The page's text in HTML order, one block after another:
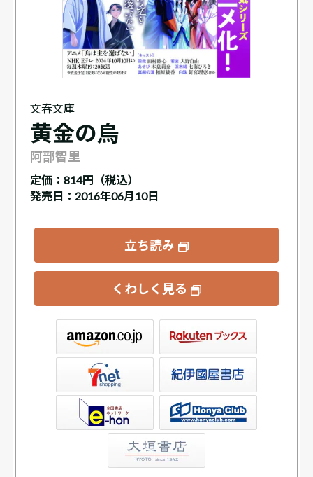
文春文庫
黄金の烏
阿部智里
定価： 814円（税込）
発売日：2016年06月10日
立ち読み
くわしく見る
書店ウェブストア